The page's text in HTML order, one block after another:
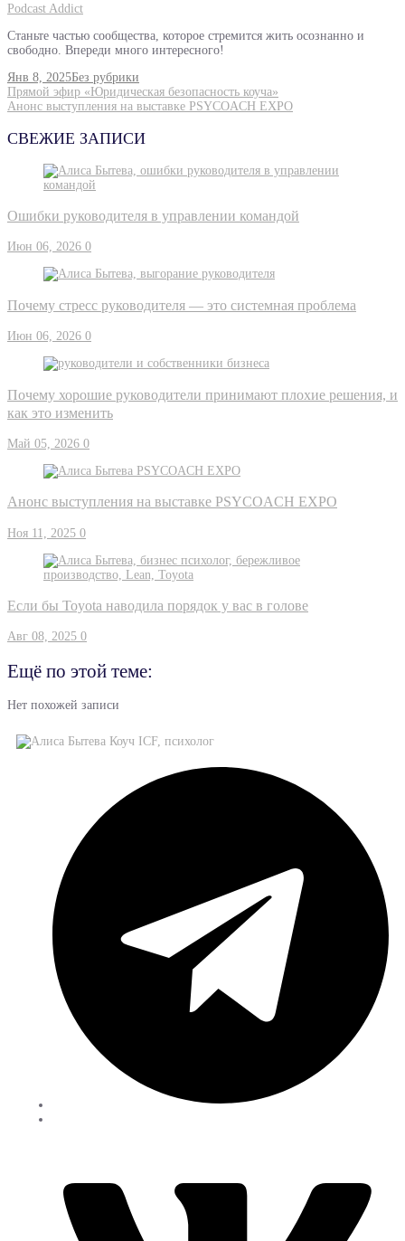
Podcast Addict
Станьте частью сообщества, которое стремится жить осознанно и
свободно. Впереди много интересного!
Янв 8, 2025Без рубрики
Прямой эфир «Юридическая безопасность коуча»
Анонс выступления на выставке PSYCOACH EXPO
СВЕЖИЕ ЗАПИСИ
Ошибки руководителя в управлении командой
Июн 06, 2026 0
Почему стресс руководителя — это системная проблема
Июн 06, 2026 0
Почему хорошие руководители принимают плохие решения, и
как это изменить
Май 05, 2026 0
Анонс выступления на выставке PSYCOACH EXPO
Ноя 11, 2025 0
Если бы Toyota наводила порядок у вас в голове
Авг 08, 2025 0
Ещё по этой теме:
Нет похожей записи